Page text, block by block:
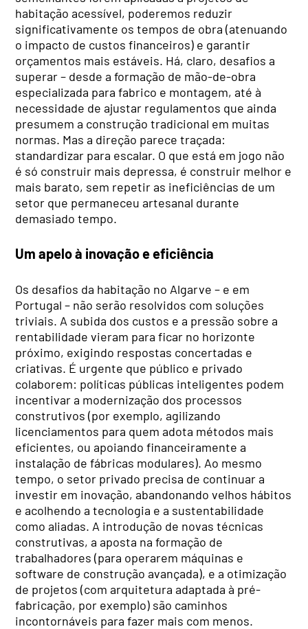
habitação acessível, poderemos reduzir
significativamente os tempos de obra (atenuando
o impacto de custos financeiros) e garantir
orçamentos mais estáveis. Há, claro, desafios a
superar – desde a formação de mão-de-obra
especializada para fabrico e montagem, até à
necessidade de ajustar regulamentos que ainda
presumem a construção tradicional em muitas
normas. Mas a direção parece traçada:
standardizar para escalar. O que está em jogo não
é só construir mais depressa, é construir melhor e
mais barato, sem repetir as ineficiências de um
setor que permaneceu artesanal durante
demasiado tempo.
Um apelo à inovação e eficiência
Os desafios da habitação no Algarve – e em
Portugal – não serão resolvidos com soluções
triviais. A subida dos custos e a pressão sobre a
rentabilidade vieram para ficar no horizonte
próximo, exigindo respostas concertadas e
criativas. É urgente que público e privado
colaborem: políticas públicas inteligentes podem
incentivar a modernização dos processos
construtivos (por exemplo, agilizando
licenciamentos para quem adota métodos mais
eficientes, ou apoiando financeiramente a
instalação de fábricas modulares). Ao mesmo
tempo, o setor privado precisa de continuar a
investir em inovação, abandonando velhos hábitos
e acolhendo a tecnologia e a sustentabilidade
como aliadas. A introdução de novas técnicas
construtivas, a aposta na formação de
trabalhadores (para operarem máquinas e
software de construção avançada), e a otimização
de projetos (com arquitetura adaptada à pré-
fabricação, por exemplo) são caminhos
incontornáveis para fazer mais com menos.